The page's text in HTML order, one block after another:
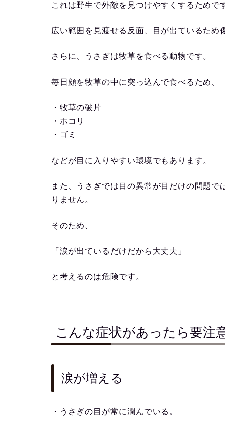
これは野生で外敵を見つけやすくするためで
広い範囲を見渡せる反面、目が出ているた
さらに、うさぎは牧草を食べる動物です。
毎日顔を牧草の中に突っ込んで食べるため、
・牧草の破片
・ホコリ
・ゴミ
などが目に入りやすい環境でもあります。
また、うさぎでは目の異常が目だけの問題
りません。
そのため、
「涙が出ているだけだから大丈夫」
と考えるのは危険です。
こんな症状があったら要注
涙が増える
・うさぎの目が常に潤んでいる。